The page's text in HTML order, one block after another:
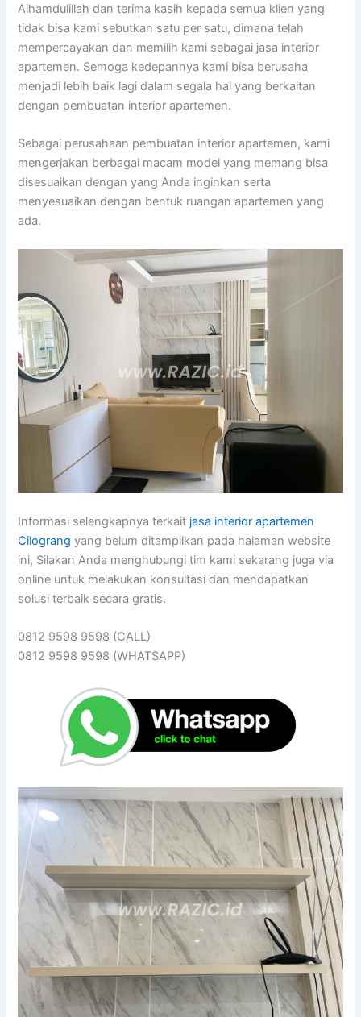
Alhamdulillah dan terima kasih kepada semua klien yang
tidak bisa kami sebutkan satu per satu, dimana telah
mempercayakan dan memilih kami sebagai jasa interior
apartemen. Semoga kedepannya kami bisa berusaha
menjadi lebih baik lagi dalam segala hal yang berkaitan
dengan pembuatan interior apartemen.
Sebagai perusahaan pembuatan interior apartemen, kami
mengerjakan berbagai macam model yang memang bisa
disesuaikan dengan yang Anda inginkan serta
menyesuaikan dengan bentuk ruangan apartemen yang
ada.
Informasi selengkapnya terkait jasa interior apartemen
Cilograng yang belum ditampilkan pada halaman website
ini, Silakan Anda menghubungi tim kami sekarang juga via
online untuk melakukan konsultasi dan mendapatkan
solusi terbaik secara gratis.
0812 9598 9598 (CALL)
0812 9598 9598 (WHATSAPP)